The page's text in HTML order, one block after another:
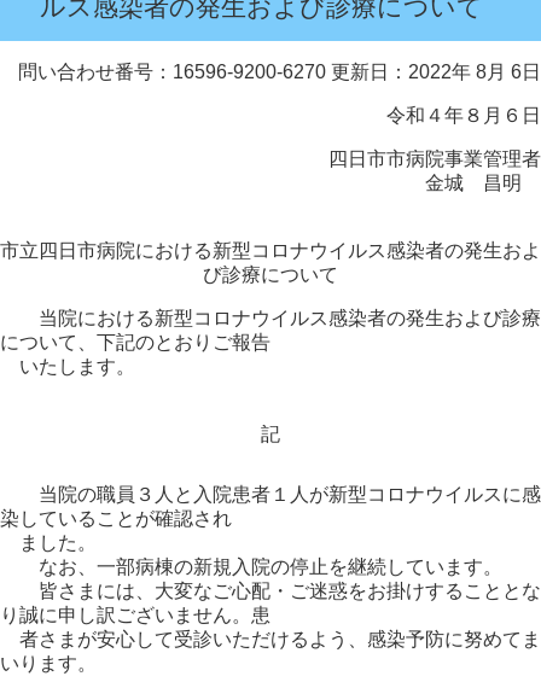
ルス感染者の発生および診療について
問い合わせ番号：16596-9200-6270 更新日：2022年 8月 6日
令和４年８月６日
四日市市病院事業管理者
金城 昌明
市立四日市病院における新型コロナウイルス感染者の発生およ
び診療について
当院における新型コロナウイルス感染者の発生および診療
について、下記のとおりご報告
いたします。
記
当院の職員３人と入院患者１人が新型コロナウイルスに感
染していることが確認され
ました。
なお、一部病棟の新規入院の停止を継続しています。
皆さまには、大変なご心配・ご迷惑をお掛けすることとな
り誠に申し訳ございません。患
者さまが安心して受診いただけるよう、感染予防に努めてま
いります。